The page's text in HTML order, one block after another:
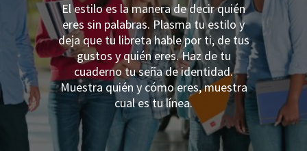
El estilo es la manera de decir quién
eres sin palabras. Plasma tu estilo y
deja que tu libreta hable por ti, de tus
gustos y quién eres. Haz de tu
cuaderno tu seña de identidad.
Muestra quién y cómo eres, muestra
cual es tu línea.